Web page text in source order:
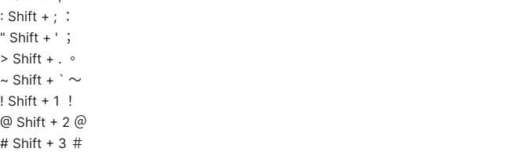
: Shift + ; ：
" Shift + ' ；
> Shift + . 。
~ Shift + ` ～
! Shift + 1 ！
@ Shift + 2 ＠
# Shift + 3 ＃